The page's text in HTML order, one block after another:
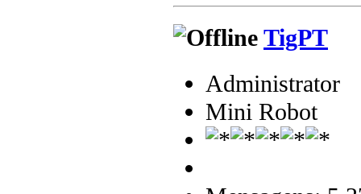
TigPT
Administrator
Mini Robot